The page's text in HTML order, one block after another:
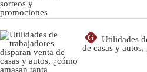
G
Utilidades
de casas y